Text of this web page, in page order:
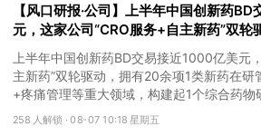
【风口研报·公司】上半年中国创新药
元，这家公司“CRO服务+自主新药”双轮
新药在研管线，覆盖肿瘤+自免+疼痛管
上半年中国创新药BD交易接近1000亿美元
主新药”双轮驱动，拥有20余项1类新药在
+疼痛管理等重大领域，构建起1个综合药
酸、CGT、小分子4个创新技术平台，创新
258 人解锁 ·08-07 10:18 星期五